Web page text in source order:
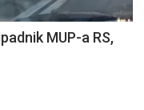
MUP-a RS,